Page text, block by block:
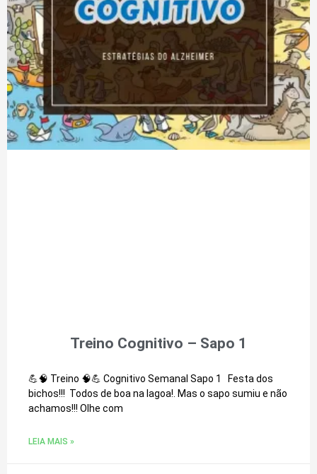
Treino Cognitivo – Sapo 1
💪🧠 Treino 🧠💪 Cognitivo Semanal Sapo 1 Festa dos
bichos!!! Todos de boa na lagoa!. Mas o sapo sumiu e não
achamos!!! Olhe com
LEIA MAIS »